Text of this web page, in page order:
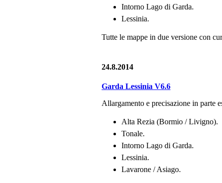
Intorno Lago di Garda.
Lessinia.
Tutte le mappe in due versione con
24.8.2014
Garda Lessinia V6.6
Allargamento e precisazione in parte
Alta Rezia (Bormio / Livigno).
Tonale.
Intorno Lago di Garda.
Lessinia.
Lavarone / Asiago.